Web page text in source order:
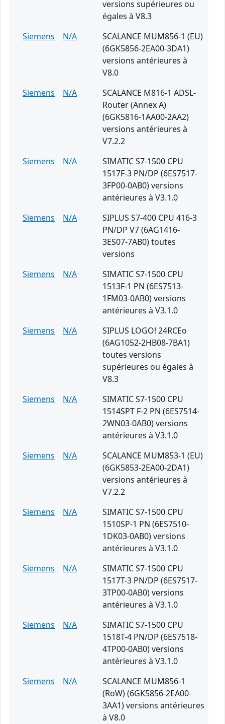
versions supérieures ou
égales à V8.3
Siemens
N/A
SCALANCE MUM856-1 (EU)
(6GK5856-2EA00-3DA1)
versions antérieures à
V8.0
Siemens
N/A
SCALANCE M816-1 ADSL-
Router (Annex A)
(6GK5816-1AA00-2AA2)
versions antérieures à
V7.2.2
Siemens
N/A
SIMATIC S7-1500 CPU
1517F-3 PN/DP (6ES7517-
3FP00-0AB0) versions
antérieures à V3.1.0
Siemens
N/A
SIPLUS S7-400 CPU 416-3
PN/DP V7 (6AG1416-
3ES07-7AB0) toutes
versions
Siemens
N/A
SIMATIC S7-1500 CPU
1513F-1 PN (6ES7513-
1FM03-0AB0) versions
antérieures à V3.1.0
Siemens
N/A
SIPLUS LOGO! 24RCEo
(6AG1052-2HB08-7BA1)
toutes versions
supérieures ou égales à
V8.3
Siemens
N/A
SIMATIC S7-1500 CPU
1514SPT F-2 PN (6ES7514-
2WN03-0AB0) versions
antérieures à V3.1.0
Siemens
N/A
SCALANCE MUM853-1 (EU)
(6GK5853-2EA00-2DA1)
versions antérieures à
V7.2.2
Siemens
N/A
SIMATIC S7-1500 CPU
1510SP-1 PN (6ES7510-
1DK03-0AB0) versions
antérieures à V3.1.0
Siemens
N/A
SIMATIC S7-1500 CPU
1517T-3 PN/DP (6ES7517-
3TP00-0AB0) versions
antérieures à V3.1.0
Siemens
N/A
SIMATIC S7-1500 CPU
1518T-4 PN/DP (6ES7518-
4TP00-0AB0) versions
antérieures à V3.1.0
Siemens
N/A
SCALANCE MUM856-1
(RoW) (6GK5856-2EA00-
3AA1) versions antérieures
à V8.0